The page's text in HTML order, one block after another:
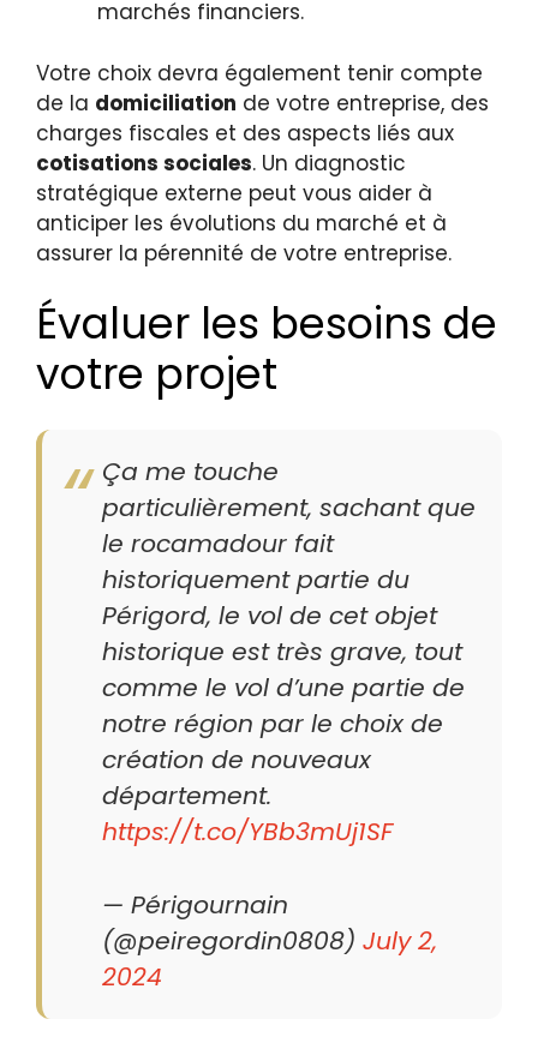
marchés financiers.
Votre choix devra également tenir compte
de la domiciliation de votre entreprise, des
charges fiscales et des aspects liés aux
cotisations sociales. Un diagnostic
stratégique externe peut vous aider à
anticiper les évolutions du marché et à
assurer la pérennité de votre entreprise.
Évaluer les besoins de
votre projet
Ça me touche
particulièrement, sachant que
le rocamadour fait
historiquement partie du
Périgord, le vol de cet objet
historique est très grave, tout
comme le vol d’une partie de
notre région par le choix de
création de nouveaux
département.
https://t.co/YBb3mUj1SF
— Périgournain
(@peiregordin0808) July 2,
2024